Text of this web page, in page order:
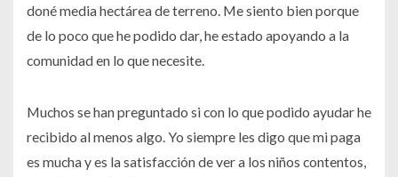
doné media hectárea de terreno. Me siento bien porque
de lo poco que he podido dar, he estado apoyando a la
comunidad en lo que necesite.
Muchos se han preguntado si con lo que podido ayudar he
recibido al menos algo. Yo siempre les digo que mi paga
es mucha y es la satisfacción de ver a los niños contentos,